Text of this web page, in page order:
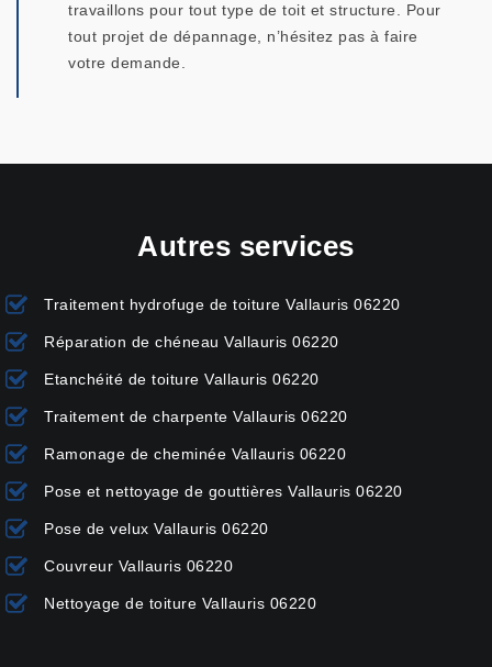
travaillons pour tout type de toit et structure. Pour
tout projet de dépannage, n’hésitez pas à faire
votre demande.
Autres services
Traitement hydrofuge de toiture Vallauris 06220
Réparation de chéneau Vallauris 06220
Etanchéité de toiture Vallauris 06220
Traitement de charpente Vallauris 06220
Ramonage de cheminée Vallauris 06220
Pose et nettoyage de gouttières Vallauris 06220
Pose de velux Vallauris 06220
Couvreur Vallauris 06220
Nettoyage de toiture Vallauris 06220